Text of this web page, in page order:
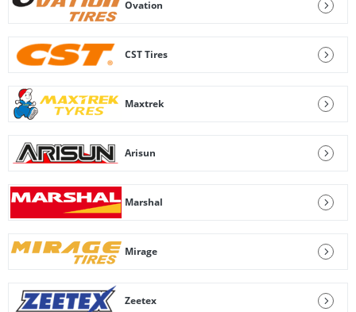
Ovation
CST Tires
Maxtrek
Arisun
Marshal
Mirage
Zeetex